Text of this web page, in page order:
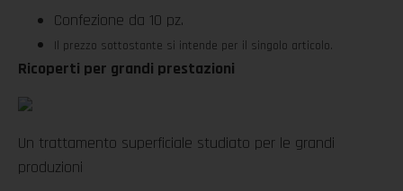
Confezione da 10 pz.
Il prezzo sottostante si intende per il singolo articolo.
Ricoperti per grandi prestazioni
Un trattamento superficiale studiato per le grandi
produzioni